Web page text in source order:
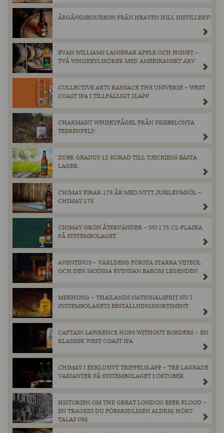
ÅRGÅNGSBOURBON FRÅN HEAVEN HILL DISTILLERY!
EVAN WILLIAMS LANSERAR APPLE OCH HONEY –
TVÅ WHISKEYLIKÖRER MED AMERIKANSKT ARV
COLLECTIVE ARTS RANSACK THE UNIVERSE – WEST
COAST IPA I TILLFÄLLIGT SLÄPP.
CHARMANT WHISKYFÅGEL FRÅN PRISBELÖNTA
TEERENPELI!
ZUBR GRADUS 12 KORAD TILL TJECKIENS BÄSTA
LAGER.
CHIMAY FIRAR 175 ÅR MED NYTT JUBILEUMSÖL –
CHIMAY 175
CHIMAY GRÖN ÅTERVÄNDER – NU I 75 CL-FLASKA
PÅ SYSTEMBOLAGET.
AVENTINUS – VÄRLDENS FÖRSTA STARKA VETEÖL
OCH DEN MODIGA KVINNAN BAKOM LEGENDEN
MEKHONG – THAILANDS NATIONALSPRIT NU I
SYSTEMBOLAGETS BESTÄLLNINGSSORTIMENT
CAPTAIN LAWRENCE HOPS WITHOUT BORDERS – EN
KLASSISK WEST COAST IPA
CHIMAY I EXKLUSIVT TRIPPELSLÄPP – TRE LAGRADE
VARIANTER PÅ SYSTEMBOLAGET I OKTOBER.
HISTORIEN OM THE GREAT LONDON BEER FLOOD –
EN TRAGEDI DU FÖRMODLIGEN ALDRIG HÖRT
TALAS OM